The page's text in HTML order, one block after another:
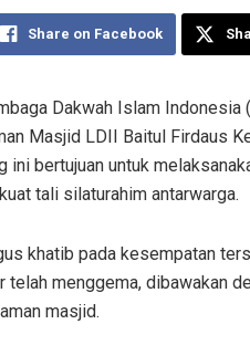
Share on Facebook
Dakwah Islam Indonesia
Masjid LDII Baitul Firdaus
ini bertujuan untuk
tali silaturahim antarwarga.
khatib pada kesempatan
telah menggema, dibawakan
masjid.